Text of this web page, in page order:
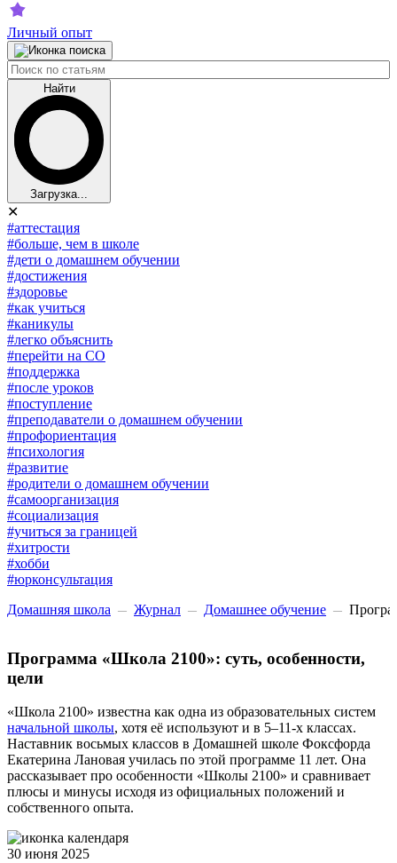
Личный опыт
Найти
Загрузка...
✕
#аттестация
#больше, чем в школе
#дети о домашнем обучении
#достижения
#здоровье
#как учиться
#каникулы
#легко объяснить
#перейти на СО
#поддержка
#после уроков
#поступление
#преподаватели о домашнем обучении
#профориентация
#психология
#развитие
#родители о домашнем обучении
#самоорганизация
#социализация
#учиться за границей
#хитрости
#хобби
#юрконсультация
Домашняя школа
Журнал Домашнее обучение
Программа «Школа 2100»: суть, особенности,
цели
«Школа 2100» известна как одна из образовательных систем
начальной школы, хотя её используют и в 5–11-х классах.
Наставник восьмых классов в Домашней школе Фоксфорда
Екатерина Лановая училась по этой программе 11 лет. Она
рассказывает про особенности «Школы 2100» и сравнивает
плюсы и минусы исходя из официальных положений и
собственного опыта.
30 июня 2025